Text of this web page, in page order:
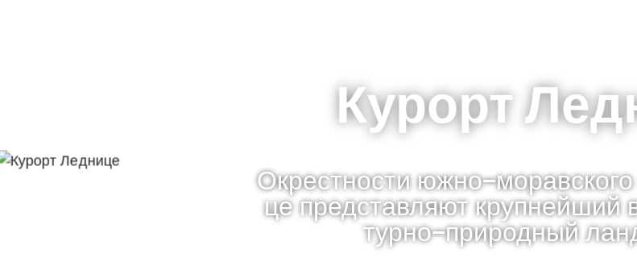
Курорт
Окрестности
це представляют крупнейший
турно−природный